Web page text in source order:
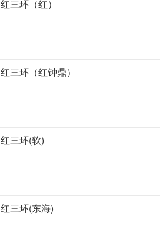
红三环（红）
红三环（红钟鼎）
红三环(软)
红三环(东海)